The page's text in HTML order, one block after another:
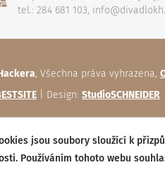
tel.: 284 681 103,
, Všechna práva vyhrazena,
| Design: StudioSCHNEIDER
jsou soubory sloužící k
Používáním tohoto webu